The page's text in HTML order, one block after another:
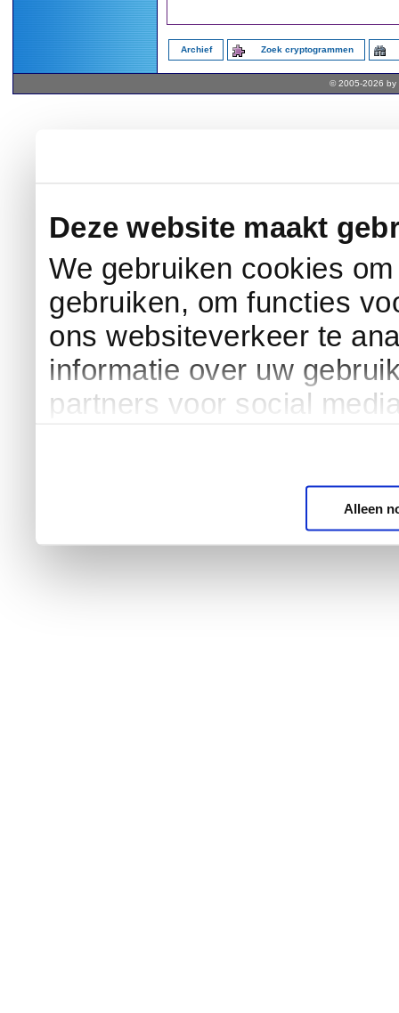
Deze website maakt
We gebruiken cookies
gebruiken, om functies
ons websiteverkeer te
informatie over uw
partners voor social
Alleen
Archief Zoek cryptogrammen
© 2005-2026 by